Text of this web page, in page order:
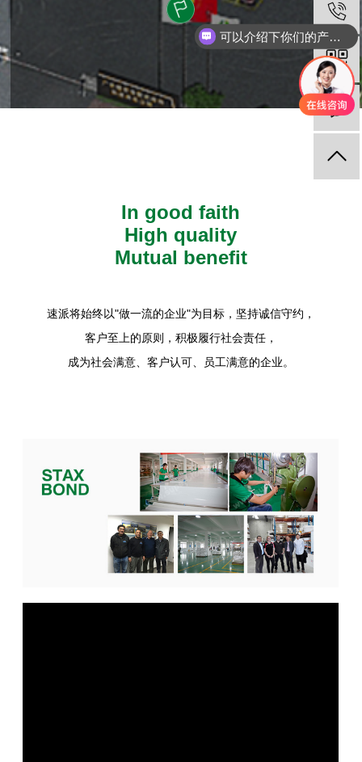
In good faith
High quality
Mutual benefit
速派将始终以"做一流的企业"为目标，坚持诚信守约，
客户至上的原则，积极履行社会责任，
成为社会满意、客户认可、员工满意的企业。
可以介绍下你们的产品么